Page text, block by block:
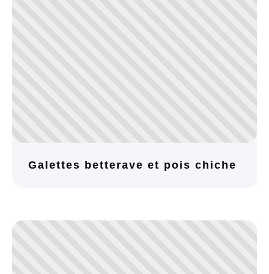
Galettes betterave et pois chiche